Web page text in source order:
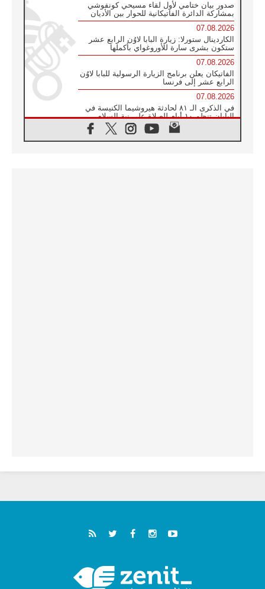
صدور بيان ختامي لأول لقاء مسيحي كونفوشي
بمشاركة الدائرة الفاتيكانية للحوار بين الأديان
07.08.2026
الكاردينال ستورلا: زيارة البابا لاوُن الرابع عشر
ستكون بشرى سارة للأوروغواي بأكملها
07.08.2026
الفاتيكان يعلن برنامج الزيارة الرسولية للبابا لاوُن
الرابع عشر إلى فرنسا
07.08.2026
في الذكرى الـ ٨١ لحادثة هيروشيما الكنيسة في
اليابان تنظم ١٠ أيام للصلاة على نية السلام
الكنيسة في الأوروغواي: زيارة البابا ستعزز